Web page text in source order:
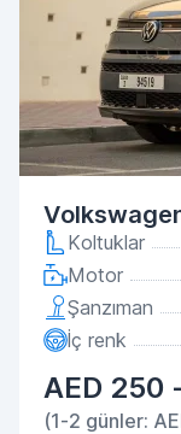
Koltuklar
Motor
Şanzıman
İç renk
AED 250
(1-2 günler: